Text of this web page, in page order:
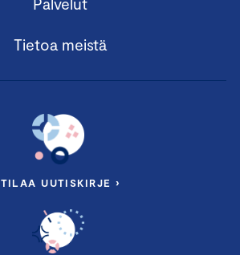
Tietoa meistä
TILAA UUTISKIRJE ›